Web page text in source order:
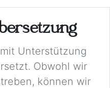
Unterstützung
Obwohl wir
können wir